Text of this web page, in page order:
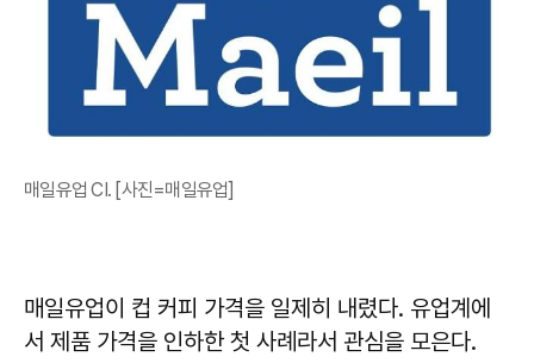
매일유업 CI. [사진=매일유업]
매일유업이 컵 커피 가격을 일제히 내렸다. 유업계에
서 제품 가격을 인하한 첫 사례라서 관심을 모은다.